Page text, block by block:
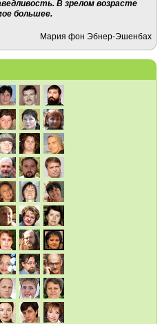
В зрелом возрасте
большее.
Мария фон Эбнер-Эшенбах